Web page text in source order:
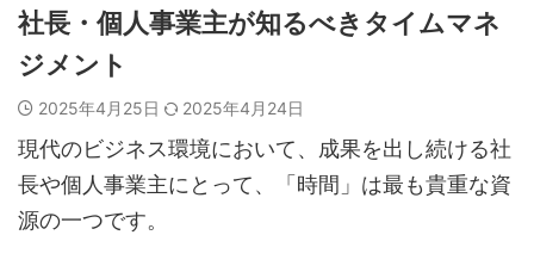
社長・個人事業主が知るべきタイムマネ
ジメント
2025年4月25日 2025年4月24日
現代のビジネス環境において、成果を出し続ける社
長や個人事業主にとって、「時間」は最も貴重な資
源の一つです。